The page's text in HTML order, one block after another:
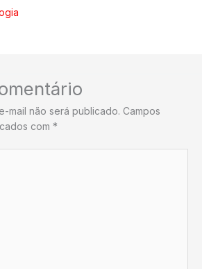
mail não será publicado. Campos
com *